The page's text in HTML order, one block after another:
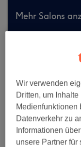
Mehr Salons
Wir verwenden
Dritten, um
Medienfunktionen
Datenverkehr zu
Informationen
unsere Partner